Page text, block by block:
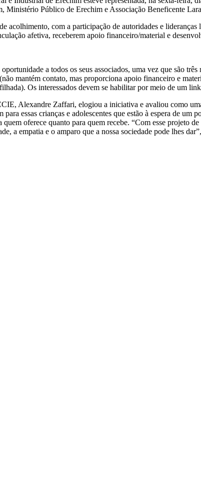
Ministério Público de Erechim e Associação Beneficente
acolhimento, com a participação de autoridades e
afetiva, receberem apoio financeiro/material e
a todos os seus associados, uma vez que são três
mantém contato, mas proporciona apoio financeiro e
Os interessados devem se habilitar por meio de um
Zaffari, elogiou a iniciativa e avaliou como uma
para essas crianças e adolescentes que estão à espera de
oferece quanto para quem recebe. “Com esse projeto
a empatia e o amparo que a nossa sociedade pode lhes